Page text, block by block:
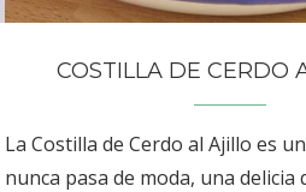
COSTILLA DE CERDO
La Costilla de Cerdo al Ajillo es
nunca pasa de moda, una delicia